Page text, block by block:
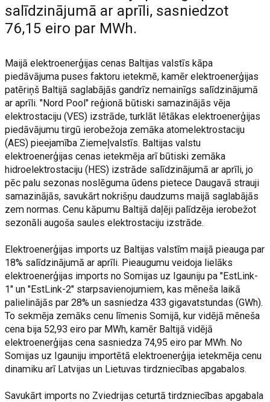
salīdzinājumā ar aprīli, sasniedzot
76,15 eiro par MWh.
Maijā elektroenerģijas cenas Baltijas valstīs kāpa
piedāvājuma puses faktoru ietekmē, kamēr elektroenerģijas
patēriņš Baltijā saglabājās gandrīz nemainīgs salīdzinājumā
ar aprīli. "Nord Pool" reģionā būtiski samazinājās vēja
elektrostaciju (VES) izstrāde, turklāt lētākas elektroenerģijas
piedāvājumu tirgū ierobežoja zemāka atomelektrostaciju
(AES) pieejamība Ziemeļvalstīs. Baltijas valstu
elektroenerģijas cenas ietekmēja arī būtiski zemāka
hidroelektrostaciju (HES) izstrāde salīdzinājumā ar aprīli, jo
pēc palu sezonas noslēguma ūdens pietece Daugavā strauji
samazinājās, savukārt nokrišņu daudzums maijā saglabājās
zem normas. Cenu kāpumu Baltijā daļēji palīdzēja ierobežot
sezonāli augoša saules elektrostaciju izstrāde.
Elektroenerģijas imports uz Baltijas valstīm maijā pieauga par
18% salīdzinājumā ar aprīli. Pieaugumu veidoja lielāks
elektroenerģijas imports no Somijas uz Igauniju pa "EstLink-
1" un "EstLink-2" starpsavienojumiem, kas mēneša laikā
palielinājās par 28% un sasniedza 433 gigavatstundas (GWh).
To sekmēja zemāks cenu līmenis Somijā, kur vidējā mēneša
cena bija 52,93 eiro par MWh, kamēr Baltijā vidējā
elektroenerģijas cena sasniedza 74,95 eiro par MWh. No
Somijas uz Igauniju importētā elektroenerģija ietekmēja cenu
dinamiku arī Latvijas un Lietuvas tirdzniecības apgabalos.
Savukārt imports no Zviedrijas ceturtā tirdzniecības apgabala